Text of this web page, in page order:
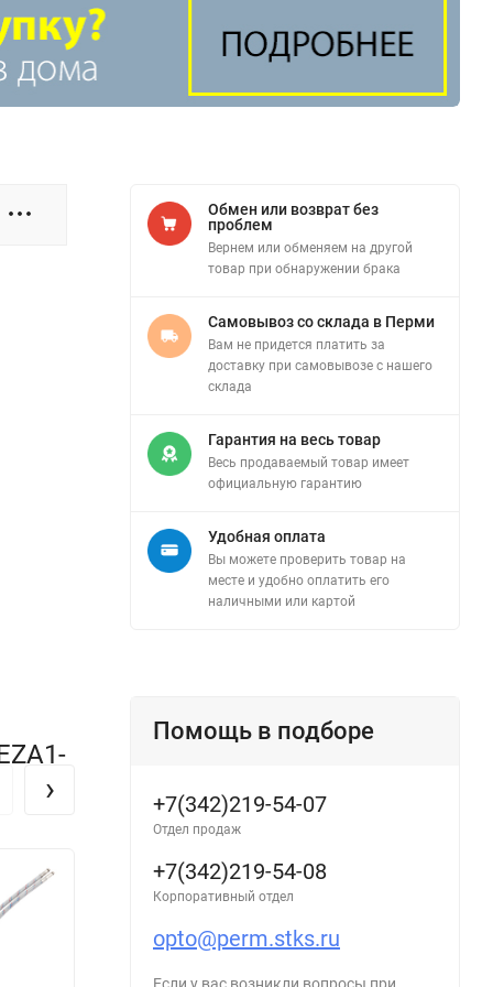
›
Обмен или возврат без
проблем
Вернем или обменяем на другой
товар при обнаружении брака
Самовывоз со склада в Перми
Вам не придется платить за
доставку при самовывозе с нашего
склада
Гарантия на весь товар
Весь продаваемый товар имеет
официальную гарантию
Удобная оплата
Вы можете проверить товар на
месте и удобно оплатить его
наличными или картой
Помощь в подборе
+7(342)219-54-07
Отдел продаж
+7(342)219-54-08
Корпоративный отдел
opto@perm.stks.ru
Если у вас возникли вопросы при